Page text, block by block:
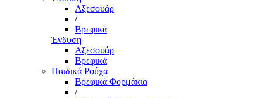
Αξεσουάρ
/
Βρεφικά
Ένδυση
Αξεσουάρ
Βρεφικά
Παιδικά Ρούχα
Βρεφικά Φορμάκια
/